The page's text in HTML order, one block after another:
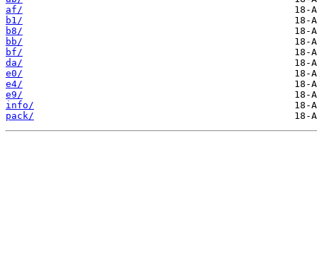
af/
b1/
b8/
bb/
bf/
da/
e0/
e4/
e9/
info/
pack/